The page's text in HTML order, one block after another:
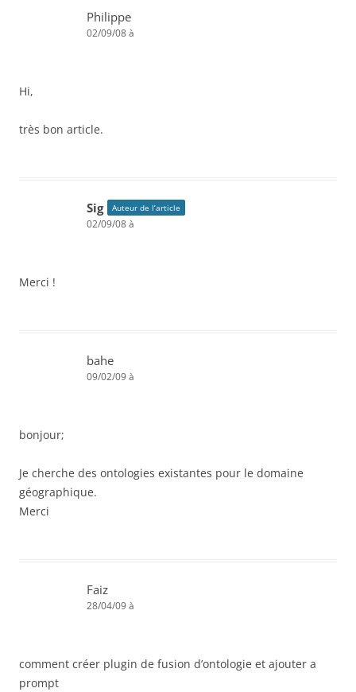
Philippe
02/09/08 à
Hi,
très bon article.
Sig Auteur de l’article
02/09/08 à
Merci !
bahe
09/02/09 à
bonjour;
Je cherche des ontologies existantes pour le domaine
géographique.
Merci
Faiz
28/04/09 à
comment créer plugin de fusion d’ontologie et ajouter a
prompt